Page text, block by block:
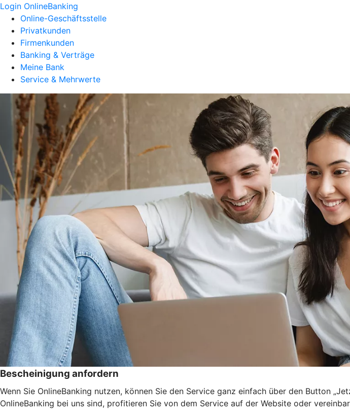
Login OnlineBanking
Online-Geschäftsstelle
Privatkunden
Firmenkunden
Banking & Verträge
Meine Bank
Service & Mehrwerte
Bescheinigung anfordern
Wenn Sie OnlineBanking nutzen, können Sie den Service ganz einfach über den Button
OnlineBanking bei uns sind, profitieren Sie von dem Service auf der Website oder